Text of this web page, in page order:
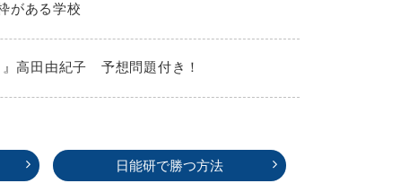
がある学校
高田由紀子 予想問題付き！
日能研で勝つ方法